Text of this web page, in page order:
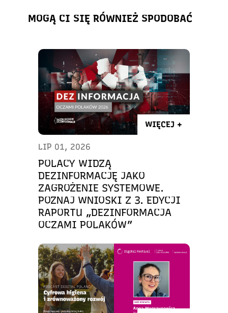
MOGĄ CI SIĘ RÓWNIEŻ SPODOBAĆ
WIĘCEJ +
LIP 01, 2026
POLACY WIDZĄ
DEZINFORMACJĘ JAKO
ZAGROŻENIE SYSTEMOWE.
POZNAJ WNIOSKI Z 3. EDYCJI
RAPORTU „DEZINFORMACJA
OCZAMI POLAKÓW”